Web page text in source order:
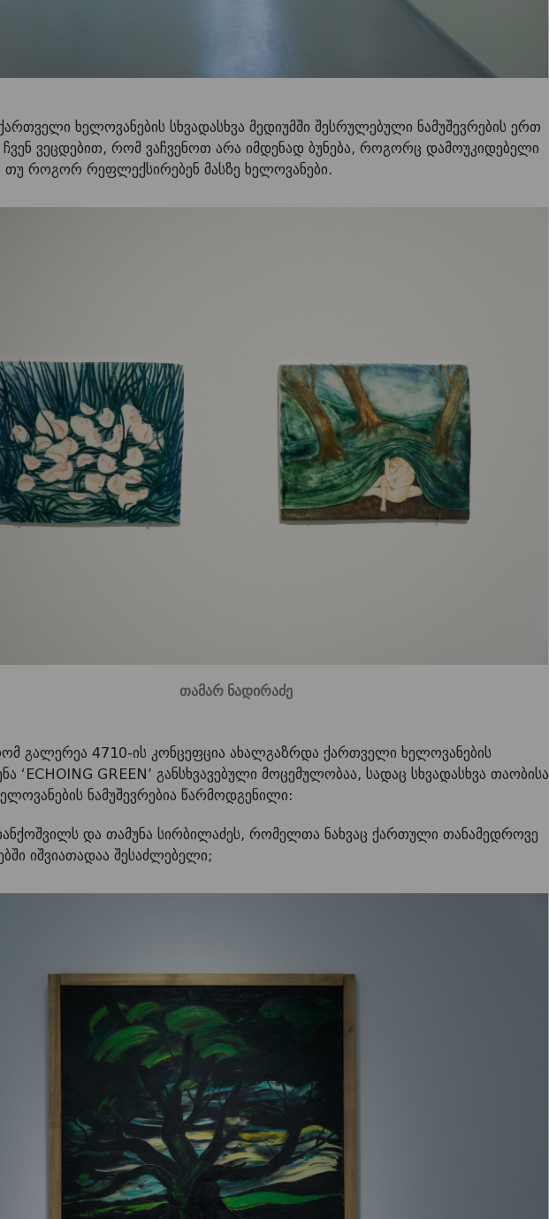
ხელოვანების სხვადასხვა მედიუმში შესრულებული ნამუშევრების ერთ
ჩვენ ვეცდებით, რომ ვაჩვენოთ არა იმდენად ბუნება, როგორც დამოუკიდებელი
თუ როგორ რეფლექსირებენ მასზე ხელოვანები.
თამარ ნადირაძე
გალერეა 4710-ის კონცეფცია ახალგაზრდა ქართველი ხელოვანების
‘ECHOING GREEN’ განსხვავებული მოცემულობაა, სადაც სხვადასხვა თაობისა
ნამუშევრებია წარმოდგენილი:
და თამუნა სირბილაძეს, რომელთა ნახვაც ქართული თანამედროვე
იშვიათადაა შესაძლებელი;